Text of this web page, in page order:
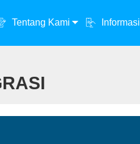
Tentang Kami Informasi